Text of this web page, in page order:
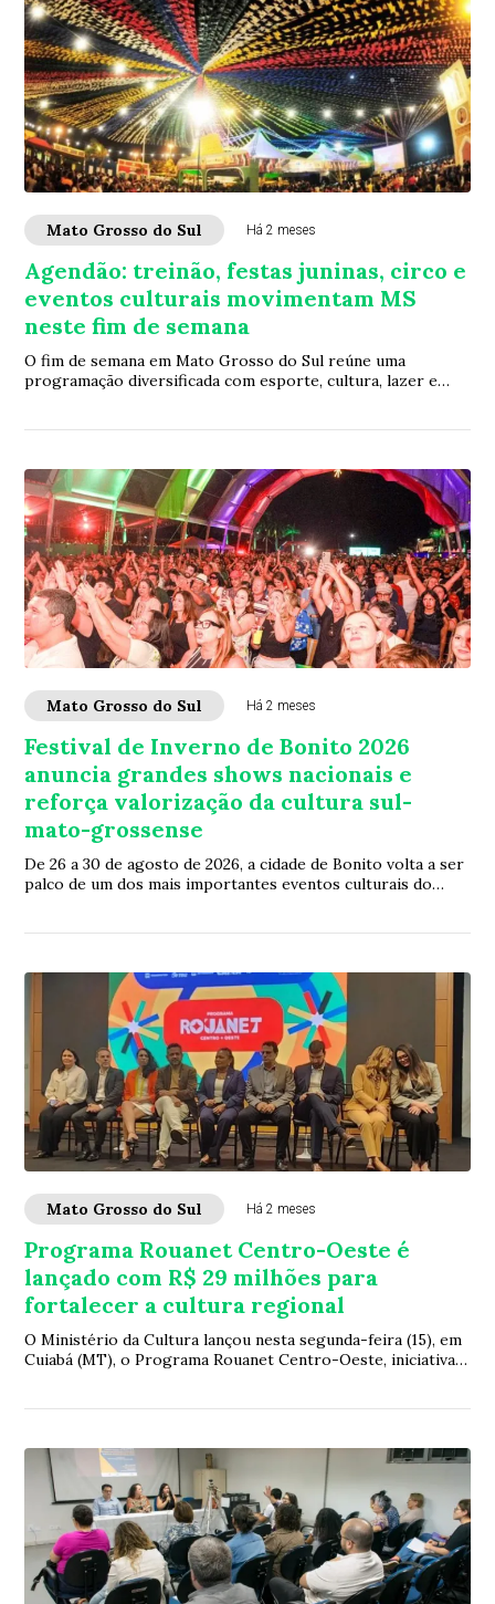
Mato Grosso do Sul Há 2 meses
Agendão: treinão, festas juninas, circo e
eventos culturais movimentam MS
neste fim de semana
O fim de semana em Mato Grosso do Sul reúne uma
programação diversificada com esporte, cultura, lazer e
Mato Grosso do Sul Há 2 meses
Festival de Inverno de Bonito 2026
anuncia grandes shows nacionais e
reforça valorização da cultura sul-
mato-grossense
De 26 a 30 de agosto de 2026, a cidade de Bonito volta a ser
palco de um dos mais importantes eventos culturais do
Mato Grosso do Sul Há 2 meses
Programa Rouanet Centro-Oeste é
lançado com R$ 29 milhões para
fortalecer a cultura regional
O Ministério da Cultura lançou nesta segunda-feira (15), em
Cuiabá (MT), o Programa Rouanet Centro-Oeste, iniciativa